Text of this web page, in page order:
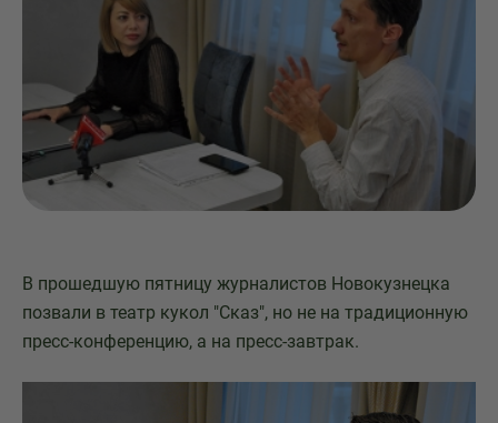
В прошедшую пятницу журналистов Новокузнецка
позвали в театр кукол "Сказ", но не на традиционную
пресс-конференцию, а на пресс-завтрак.